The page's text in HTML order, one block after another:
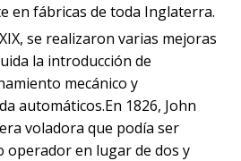
en fábricas de toda Inglaterra.
se realizaron varias mejoras
la introducción de
mecánico y
automáticos.En 1826, John
voladora que podía ser
operador en lugar de dos y